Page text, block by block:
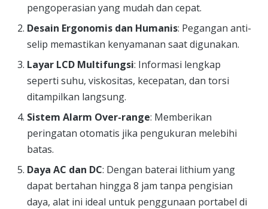
pengoperasian yang mudah dan cepat.
Desain Ergonomis dan Humanis: Pegangan anti-
selip memastikan kenyamanan saat digunakan.
Layar LCD Multifungsi: Informasi lengkap
seperti suhu, viskositas, kecepatan, dan torsi
ditampilkan langsung.
Sistem Alarm Over-range: Memberikan
peringatan otomatis jika pengukuran melebihi
batas.
Daya AC dan DC: Dengan baterai lithium yang
dapat bertahan hingga 8 jam tanpa pengisian
daya, alat ini ideal untuk penggunaan portabel di